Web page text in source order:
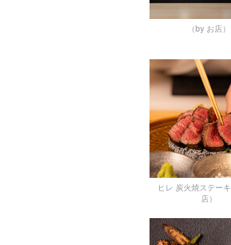
（by お店）
ヒレ 炭火焼ステーキ
店）